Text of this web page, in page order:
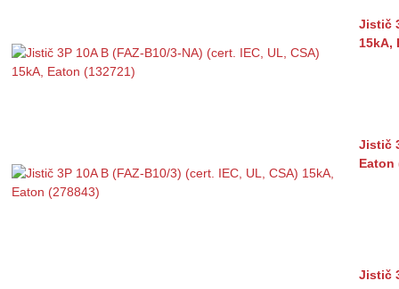
Jistič
15kA,
Jistič
Eaton
Jistič